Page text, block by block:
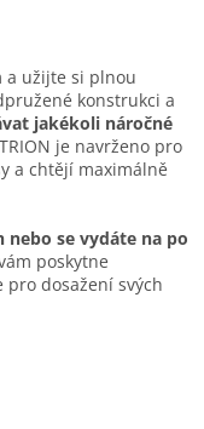
a užijte si plnou
konstrukci a
jakékoli náročné
je navrženo pro
a chtějí maximálně
se vydáte na po
poskytne
dosažení svých